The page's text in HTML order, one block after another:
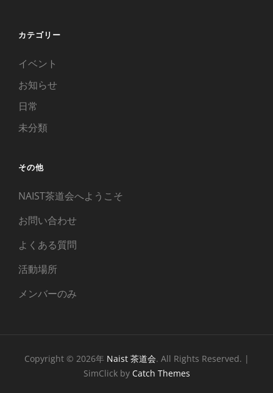
カテゴリー
イベント
お知らせ
日常
未分類
その他
NAIST茶道会へようこそ
お問い合わせ
よくある質問
活動場所
メンバーのみ
Copyright © 2026年 Naist 茶道会. All Rights Reserved. |
SimClick by Catch Themes